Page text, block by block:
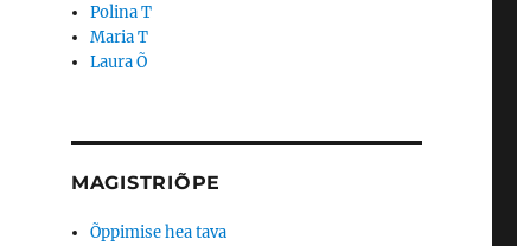
Polina T
Maria T
Laura Õ
MAGISTRIÕPE
Õppimise hea tava